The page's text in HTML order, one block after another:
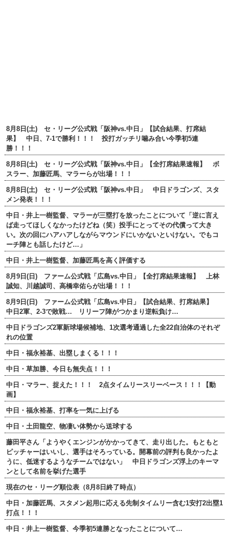
8月8日(土) セ・リーグ公式戦「阪神vs.中日」【試合結果、打席結
果】 中日、7-1で勝利！！！ 投打ガッチリ噛み合い今季初5連
勝！！！
8月8日(土) セ・リーグ公式戦「阪神vs.中日」【全打席結果速報】 ボ
スラー、加藤匠馬、マラーらが出場！！！
8月8日(土) セ・リーグ公式戦「阪神vs.中日」 中日ドラゴンズ、スタ
メン発表！！！
中日・井上一樹監督、マラーが三塁打を放ったことについて「逆に言え
ば走ってほしくなかったけどね（笑）投手にとってその代償って大き
い。次の回にハアハアしながらマウンドにいかないといけない。でもコ
ーチ陣とも話したけど…」
中日・井上一樹監督、加藤匠馬を高く評価する
8月9日(日) ファーム公式戦「広島vs.中日」【全打席結果速報】 上林
誠知、川越誠司、高橋幸佑らが出場！！！
8月9日(日) ファーム公式戦「広島vs.中日」【試合結果、打席結果】
中日2軍、2-3で敗戦… リリーフ陣がつかまり逆転負け…
中日ドラゴンズ2軍新球場候補地、1次選考通過した全22自治体のそれぞ
れの位置
中日・福永裕基、出塁しまくる！！！
中日・草加勝、今日も無失点！！！
中日・マラー、捉えた！！！ 2点タイムリースリーベース！！！【動
画】
中日・福永裕基、打率を一気に上げる
中日・土田龍空、物凄い体勢から送球する
藤田平さん「ようやくエンジンがかかってきて、走り出した。もともと
ピッチャーはいいし、選手はそろっている。開幕前の評判も良かったよ
うに、低迷するようなチームではない」 中日ドラゴンズ浮上のキーマ
ンとして名前を挙げた選手
現在のセ・リーグ順位表（8月8日終了時点）
中日・加藤匠馬、スタメン起用に応える先制タイムリー含む1安打2出塁1
打点！！！
中日・井上一樹監督、今季初5連勝となったことについて…